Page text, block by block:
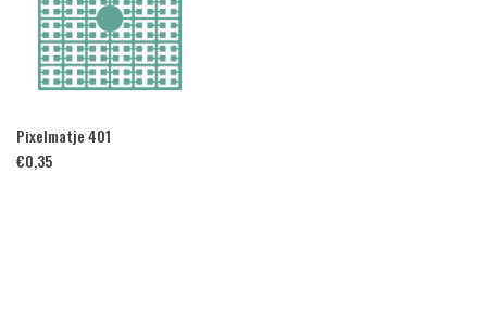
Pixelmatje 401
€0,35